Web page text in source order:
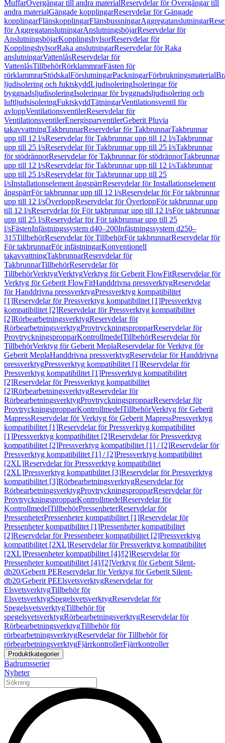
MuffarÖvergångar till andra materialReservdelar för Övergångar till
andra materialGängade kopplingarReservdelar för Gängade
kopplingarFlänskopplingarFlänsbussningarAggregatanslutningar
för AggregatanslutningarAnslutningsböjarReservdelar för
AnslutningsböjarKopplingshylsorReservdelar för
KopplingshylsorRaka anslutningarReservdelar för Raka
anslutningarVattenlåsReservdelar för
VattenlåsTillbehörRörklammrarFästen för
rörklammrarStödskalFörslutningarPackningarFörbrukningsmaterial
ljudisolering och fuktskyddLjudisoleringIsoleringar för
byggnadsljudisoleringIsoleringar för byggnadsljudisolering och
luftljudsisoleringFuktskyddTätningarVentilationsventil för
avloppVentilationsventilerReservdelar för
VentilationsventilerEnergisparventilerGeberit Pluvia
takavvattningTakbrunnarReservdelar för TakbrunnarTakbrunnar
upp till 12 l/sReservdelar för Takbrunnar upp till 12 l/sTakbrunnar
upp till 25 l/sReservdelar för Takbrunnar upp till 25 l/sTakbrunnar
för stödrännorReservdelar för Takbrunnar för stödrännorTakbrunnar
upp till 12 l/sReservdelar för Takbrunnar upp till 12 l/sTakbrunnar
upp till 25 l/sReservdelar för Takbrunnar upp till 25
l/sInstallationselement ångspärrReservdelar för Installationselement
ångspärrFör takbrunnar upp till 12 l/sReservdelar för För takbrunnar
upp till 12 l/sÖverloppReservdelar för ÖverloppFör takbrunnar upp
till 12 l/sReservdelar för För takbrunnar upp till 12 l/sFör takbrunnar
upp till 25 l/sReservdelar för För takbrunnar upp till 25
l/sFästenInfästningssystem d40–200Infästningssystem d250–
315TillbehörReservdelar för TillbehörFör takbrunnarReservdelar för
För takbrunnarFör infästningarKonventionell
takavvattningTakbrunnarReservdelar för
TakbrunnarTillbehörReservdelar för
TillbehörVerktygVerktygVerktyg för Geberit FlowFitReservdelar för
Verktyg för Geberit FlowFitHanddrivna pressverktygReservdelar
för Handdrivna pressverktygPressverktyg kompatibilitet
[1]Reservdelar för Pressverktyg kompatibilitet [1]Pressverktyg
kompatibilitet [2]Reservdelar för Pressverktyg kompatibilitet
[2]RörbearbetningsverktygReservdelar för
RörbearbetningsverktygProvtryckningspropparReservdelar för
ProvtryckningspropparKontrollmedelTillbehörReservdelar för
TillbehörVerktyg för Geberit MeplaReservdelar för Verktyg för
Geberit MeplaHanddrivna pressverktygReservdelar för Handdrivna
pressverktygPressverktyg kompatibilitet [1]Reservdelar för
Pressverktyg kompatibilitet [1]Pressverktyg kompatibilitet
[2]Reservdelar för Pressverktyg kompatibilitet
[2]RörbearbetningsverktygReservdelar för
RörbearbetningsverktygProvtryckningspropparReservdelar för
ProvtryckningspropparKontrollmedelTillbehörVerktyg för Geberit
MapressReservdelar för Verktyg för Geberit MapressPressverktyg
kompatibilitet [1]Reservdelar för Pressverktyg kompatibilitet
[1]Pressverktyg kompatibilitet [2]Reservdelar för Pressverktyg
kompatibilitet [2]Pressverktyg kompatibilitet [1] / [2]Reservdelar för
Pressverktyg kompatibilitet [1] / [2]Pressverktyg kompatibilitet
[2XL]Reservdelar för Pressverktyg kompatibilitet
[2XL]Pressverktyg kompatibilitet [3]Reservdelar för Pressverktyg
kompatibilitet [3]RörbearbetningsverktygReservdelar för
RörbearbetningsverktygProvtryckningspropparReservdelar för
ProvtryckningspropparKontrollmedelReservdelar för
KontrollmedelTillbehörPressenheterReservdelar för
PressenheterPressenheter kompatibilitet [1]Reservdelar för
Pressenheter kompatibilitet [1]Pressenheter kompatibilitet
[2]Reservdelar för Pressenheter kompatibilitet [2]Pressverktyg
kompatibilitet [2XL]Reservdelar för Pressverktyg kompatibilitet
[2XL]Pressenheter kompatibilitet [4]/[2]Reservdelar för
Pressenheter kompatibilitet [4]/[2]Verktyg för Geberit Silent-
db20/Geberit PEReservdelar för Verktyg för Geberit Silent-
db20/Geberit PEElsvetsverktygReservdelar för
ElsvetsverktygTillbehör för
ElsvetsverktygSpegelsvetsverktygReservdelar för
SpegelsvetsverktygTillbehör för
spegelsvetsverktygRörbearbetningsverktygReservdelar för
RörbearbetningsverktygTillbehör för
rörbearbetningsverktygReservdelar för Tillbehör för
rörbearbetningsverktygFjärrkontrollerFjärrkontroller
Produktkategorier
Badrumsserier
Nyheter